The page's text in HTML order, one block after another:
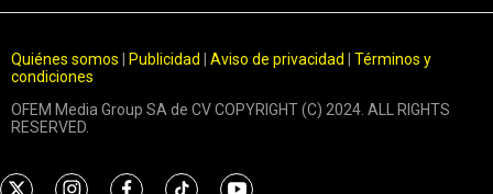
Quiénes somos Publicidad Aviso de privacidad
Términos y
condiciones
OFEM Media Group SA de CV COPYRIGHT (C) 2024. ALL RIGHTS
RESERVED.